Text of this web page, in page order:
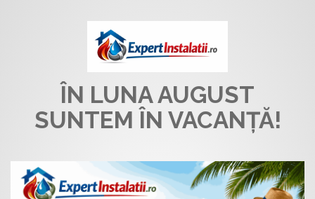
ÎN LUNA AUGUST
SUNTEM ÎN VACANȚĂ!